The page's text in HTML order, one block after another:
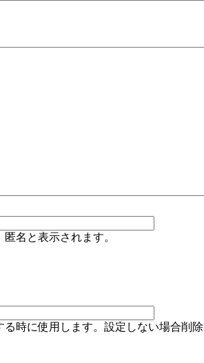
名と表示されます。
時に使用します。設定しない場合削